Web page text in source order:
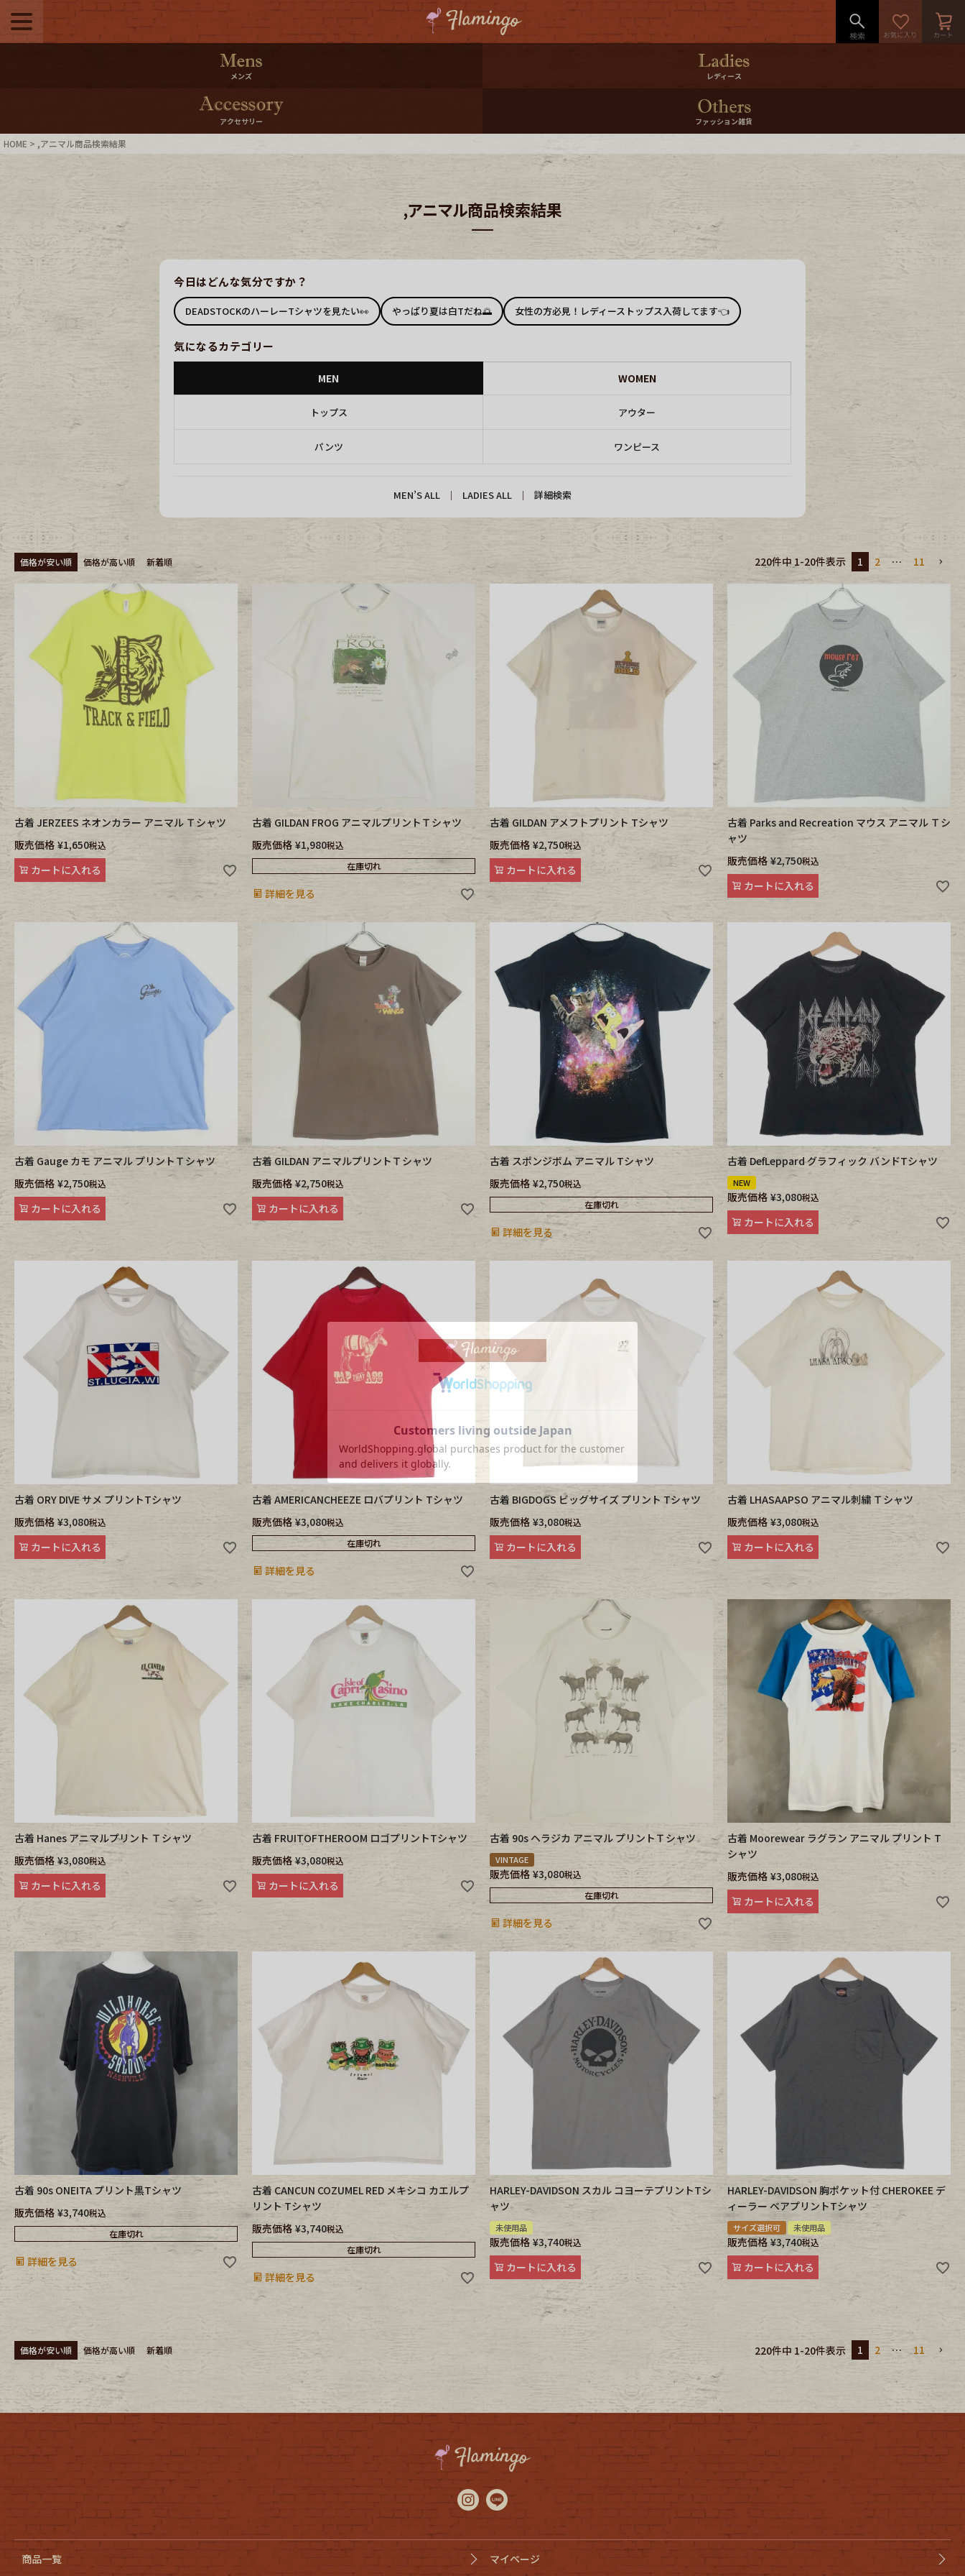
500pt＆10％Offクーポンプレゼント
ログイン・会員登録 LINE ID連携
お気に入り マイページ
ご利用ガイド
店舗紹介 特集一覧
ブランドから探す スタッフコーディネート
古着卸DOCK
メンズ商品カテゴリーから探す
Fafatt
レディース商品カテゴリーから探す
Tops
Outer One Piece
小物・アクセサリーから探す
Bag
Accessory
Belt antique goods
メンズ レディース
アクセサリー ファッション雑貨
HOME ,アニマル商品検索結果
,アニマル商品検索結果
今日はどんな気分ですか？
DEADSTOCKのハーレーTシャツを見たい👀 やっぱり夏は白Tだね🌅 女性の方必見！レディーストップス入荷してます👈
気になるカテゴリー
MEN WOMEN
トップス アウター
パンツ ワンピース
MEN’S ALL ｜ LADIES ALL ｜ 詳細検索
価格が安い順 価格が高い順 新着順 220件中 1-20件表示 1 2 … 11
古着 JERZEES ネオンカラー アニマル Ｔシャツ
販売価格 ¥1,650税込
カートに入れる
古着 GILDAN FROG アニマルプリントＴシャツ
販売価格 ¥1,980税込
在庫切れ
詳細を見る
古着 GILDAN アメフトプリント Tシャツ
販売価格 ¥2,750税込
カートに入れる
古着 Parks and Recreation マウス アニマル Ｔシ
ャツ
販売価格 ¥2,750税込
カートに入れる
古着 Gauge カモ アニマル プリントＴシャツ
販売価格 ¥2,750税込
カートに入れる
古着 GILDAN アニマルプリントＴシャツ
販売価格 ¥2,750税込
カートに入れる
古着 スポンジボム アニマル Tシャツ
販売価格 ¥2,750税込
在庫切れ
詳細を見る
古着 DefLeppard グラフィック バンドTシャツ
NEW
販売価格 ¥3,080税込
カートに入れる
古着 ORY DIVE サメ プリントTシャツ
販売価格 ¥3,080税込
カートに入れる
古着 AMERICANCHEEZE ロバプリント Tシャツ
販売価格 ¥3,080税込
在庫切れ
詳細を見る
古着 BIGDOGS ビッグサイズ プリント Tシャツ
販売価格 ¥3,080税込
カートに入れる
古着 LHASAAPSO アニマル刺繍 Ｔシャツ
販売価格 ¥3,080税込
カートに入れる
古着 Hanes アニマルプリント Ｔシャツ
販売価格 ¥3,080税込
カートに入れる
古着 FRUITOFTHEROOM ロゴプリントTシャツ
販売価格 ¥3,080税込
カートに入れる
古着 90s ヘラジカ アニマル プリントＴシャツ
VINTAGE
販売価格 ¥3,080税込
在庫切れ
詳細を見る
古着 Moorewear ラグラン アニマル プリント T
シャツ
販売価格 ¥3,080税込
カートに入れる
古着 90s ONEITA プリント黒Tシャツ
販売価格 ¥3,740税込
在庫切れ
詳細を見る
古着 CANCUN COZUMEL RED メキシコ カエルプ
リント Tシャツ
販売価格 ¥3,740税込
在庫切れ
詳細を見る
HARLEY-DAVIDSON スカル コヨーテプリントTシ
ャツ
未使用品
販売価格 ¥3,740税込
カートに入れる
HARLEY-DAVIDSON 胸ポケット付 CHEROKEE デ
ィーラー ベアプリントTシャツ
サイズ選択可 未使用品
販売価格 ¥3,740税込
カートに入れる
価格が安い順 価格が高い順 新着順 220件中 1-20件表示 1 2 … 11
商品一覧 マイページ